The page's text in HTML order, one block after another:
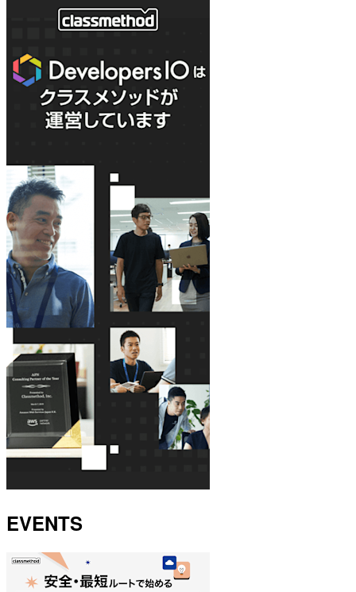
EVENTS